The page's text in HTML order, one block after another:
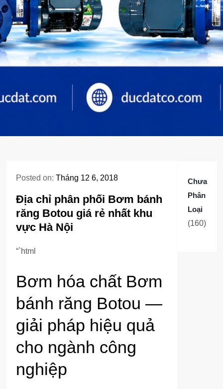
Posted on: Tháng 12 6, 2018
Địa chỉ phân phối Bơm bánh
răng Botou giá rẻ nhất khu
vực Hà Nội
“`html
Bơm hóa chất Bơm
bánh răng Botou —
giải pháp hiệu quả
cho ngành công
nghiệp
Chưa
Phân
Loại
160160